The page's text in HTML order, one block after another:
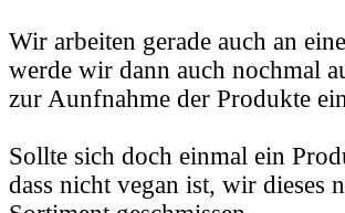
Wir arbeiten gerade auch an
werde wir dann auch nochmal
zur Aunfnahme der Produkte
Sollte sich doch einmal ein
dass nicht vegan ist, wir dieses